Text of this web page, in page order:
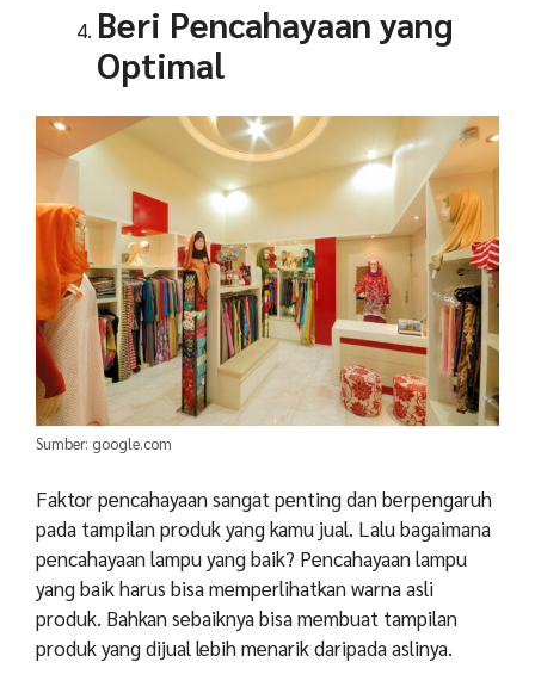
Beri Pencahayaan yang
Optimal
Sumber: google.com
Faktor pencahayaan sangat penting dan berpengaruh
pada tampilan produk yang kamu jual. Lalu bagaimana
pencahayaan lampu yang baik? Pencahayaan lampu
yang baik harus bisa memperlihatkan warna asli
produk. Bahkan sebaiknya bisa membuat tampilan
produk yang dijual lebih menarik daripada aslinya.